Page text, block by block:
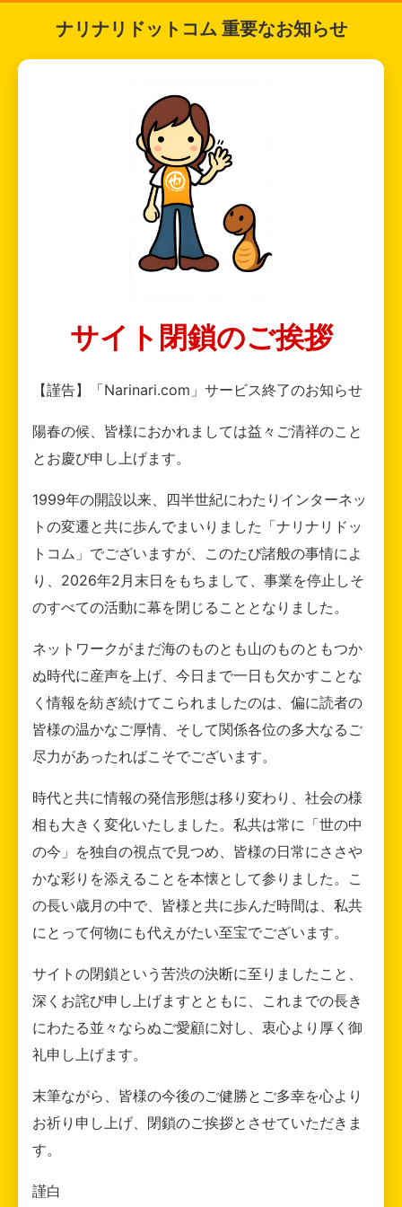
ナリナリドットコム 重要なお知らせ
サイト閉鎖のご挨拶
【謹告】「Narinari.com」サービス終了のお知らせ
陽春の候、皆様におかれましては益々ご清祥のこと
とお慶び申し上げます。
1999年の開設以来、四半世紀にわたりインターネッ
トの変遷と共に歩んでまいりました「ナリナリドッ
トコム」でございますが、このたび諸般の事情によ
り、2026年2月末日をもちまして、事業を停止しそ
のすべての活動に幕を閉じることとなりました。
ネットワークがまだ海のものとも山のものともつか
ぬ時代に産声を上げ、今日まで一日も欠かすことな
く情報を紡ぎ続けてこられましたのは、偏に読者の
皆様の温かなご厚情、そして関係各位の多大なるご
尽力があったればこそでございます。
時代と共に情報の発信形態は移り変わり、社会の様
相も大きく変化いたしました。私共は常に「世の中
の今」を独自の視点で見つめ、皆様の日常にささや
かな彩りを添えることを本懐として参りました。こ
の長い歳月の中で、皆様と共に歩んだ時間は、私共
にとって何物にも代えがたい至宝でございます。
サイトの閉鎖という苦渋の決断に至りましたこと、
深くお詫び申し上げますとともに、これまでの長き
にわたる並々ならぬご愛顧に対し、衷心より厚く御
礼申し上げます。
末筆ながら、皆様の今後のご健勝とご多幸を心より
お祈り申し上げ、閉鎖のご挨拶とさせていただきま
す。
謹白